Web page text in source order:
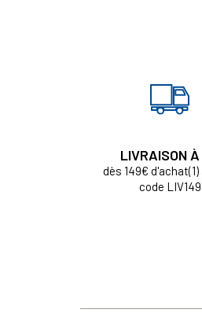
LIVRAISON
dès 149€ d'achat(1)
code LIV149